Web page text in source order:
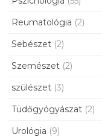
Reumatológia (2)
Sebészet (2)
Szemészet (2)
szülészet (3)
Tüdőgyógyászat (2)
Urológia (9)